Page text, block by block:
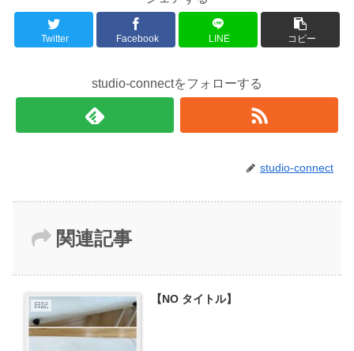
Twitter Facebook LINE コピー
studio-connectをフォローする
studio-connect
関連記事
日記 【NO タイトル】